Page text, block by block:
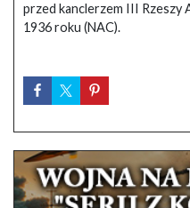
przed kanclerzem III Rzeszy
1936 roku (NAC).